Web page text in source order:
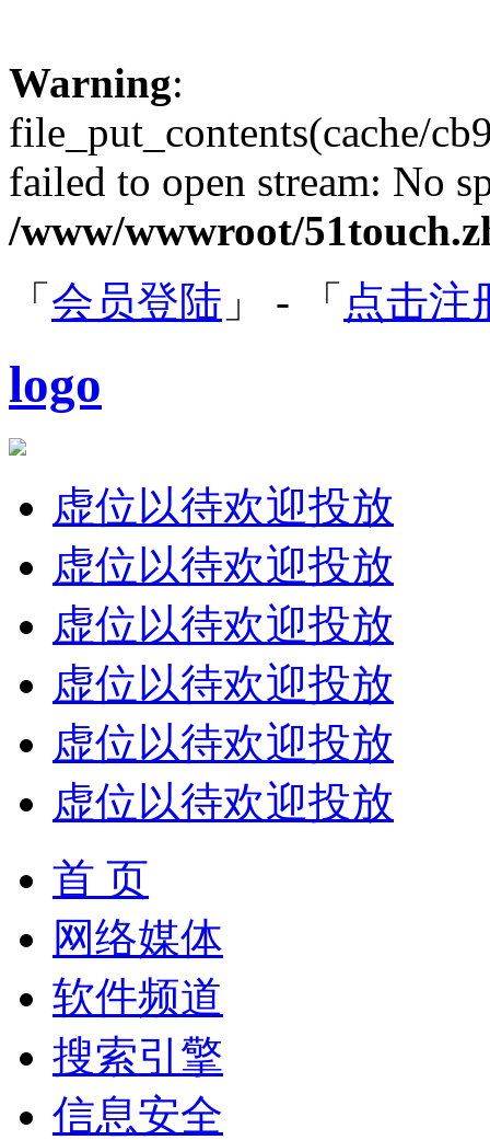
Warning:
file_put_contents(cache/
failed to open stream: No
/www/wwwroot/
「 会员登陆 」 - 「 点击注
logo
虚位以待欢迎投放
虚位以待欢迎投放
虚位以待欢迎投放
虚位以待欢迎投放
虚位以待欢迎投放
虚位以待欢迎投放
首 页
网络媒体
软件频道
搜索引擎
信息安全